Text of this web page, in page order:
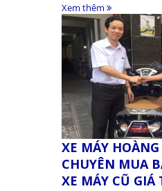
Xem thêm
XE MÁY
CHUYÊN MUA
XE MÁY CŨ GIÁ